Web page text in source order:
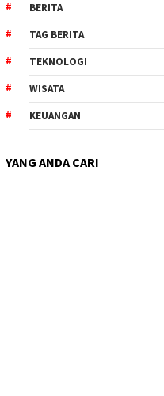
BERITA
TAG BERITA
TEKNOLOGI
WISATA
KEUANGAN
YANG ANDA CARI